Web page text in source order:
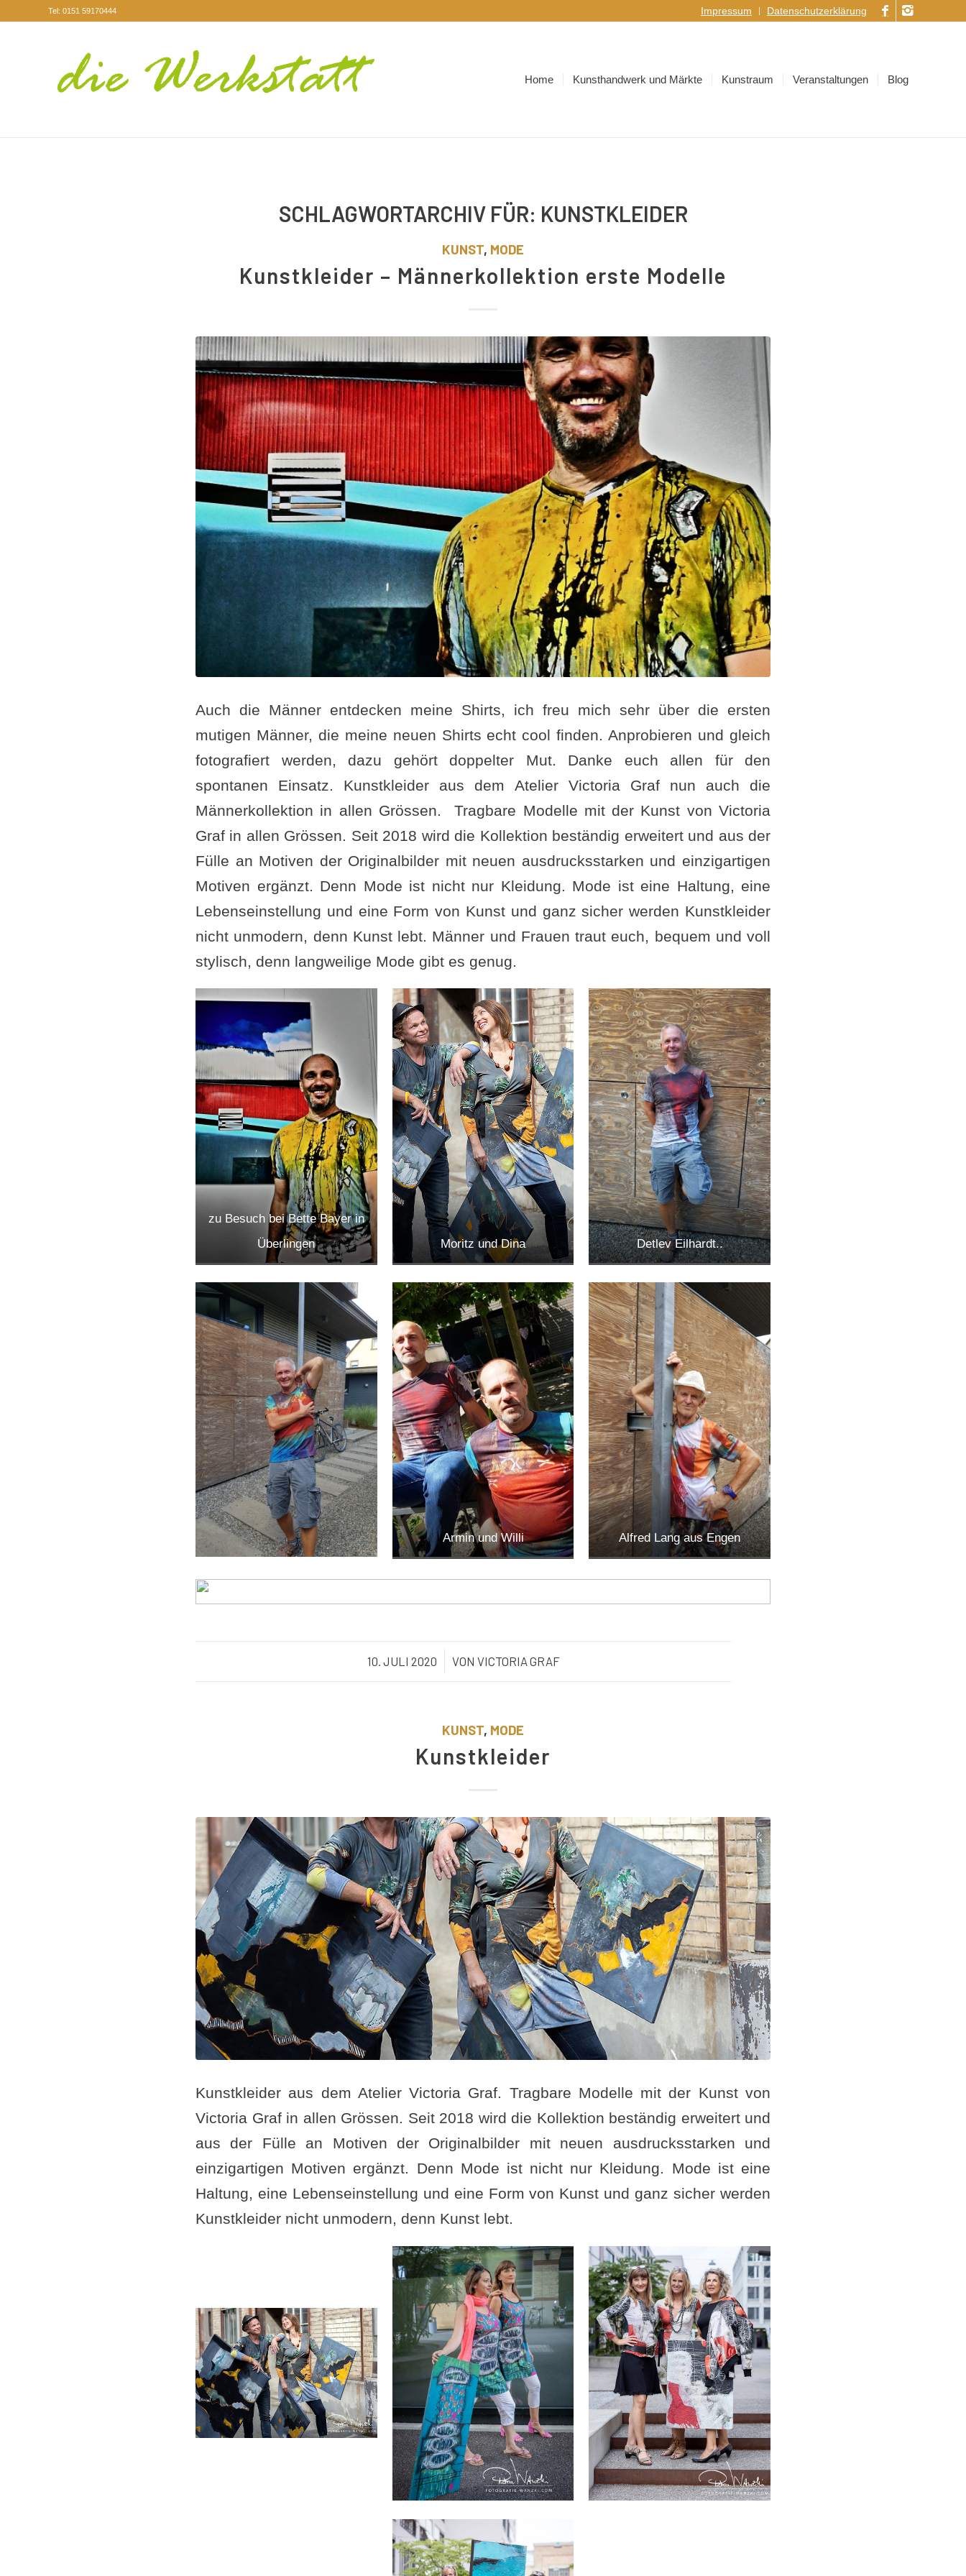
Impressum Datenschutzerklärung
Tel: 0151 59170444
Home Kunsthandwerk und Märkte Kunstraum Veranstaltungen Blog
SCHLAGWORTARCHIV FÜR: KUNSTKLEIDER
KUNST, MODE
Kunstkleider – Männerkollektion erste Modelle
Auch die Männer entdecken meine Shirts, ich freu mich sehr über die ersten
mutigen Männer, die meine neuen Shirts echt cool finden. Anprobieren und gleich
fotografiert werden, dazu gehört doppelter Mut. Danke euch allen für den
spontanen Einsatz. Kunstkleider aus dem Atelier Victoria Graf nun auch die
Männerkollektion in allen Grössen. Tragbare Modelle mit der Kunst von Victoria
Graf in allen Grössen. Seit 2018 wird die Kollektion beständig erweitert und aus der
Fülle an Motiven der Originalbilder mit neuen ausdrucksstarken und einzigartigen
Motiven ergänzt. Denn Mode ist nicht nur Kleidung. Mode ist eine Haltung, eine
Lebenseinstellung und eine Form von Kunst und ganz sicher werden Kunstkleider
nicht unmodern, denn Kunst lebt. Männer und Frauen traut euch, bequem und voll
stylisch, denn langweilige Mode gibt es genug.
zu Besuch bei Bette Bayer in
Überlingen
Moritz und Dina Detlev Eilhardt..
Armin und Willi Alfred Lang aus Engen
10. JULI 2020
/ VON VICTORIA GRAF
KUNST, MODE
Kunstkleider
Kunstkleider aus dem Atelier Victoria Graf. Tragbare Modelle mit der Kunst von
Victoria Graf in allen Grössen. Seit 2018 wird die Kollektion beständig erweitert und
aus der Fülle an Motiven der Originalbilder mit neuen ausdrucksstarken und
einzigartigen Motiven ergänzt. Denn Mode ist nicht nur Kleidung. Mode ist eine
Haltung, eine Lebenseinstellung und eine Form von Kunst und ganz sicher werden
Kunstkleider nicht unmodern, denn Kunst lebt.